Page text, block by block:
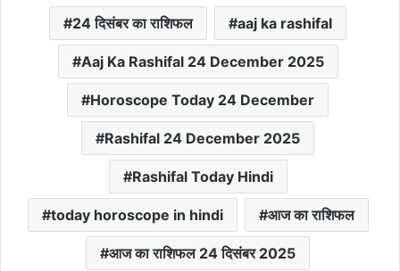
24 दिसंबर का राशिफल aaj ka rashifal
Aaj Ka Rashifal 24 December 2025
Horoscope Today 24 December
Rashifal 24 December 2025
Rashifal Today Hindi
today horoscope in hindi आज का राशिफल
आज का राशिफल 24 दिसंबर 2025